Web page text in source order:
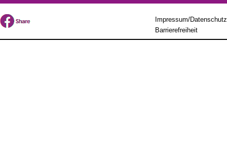
Impressum/Datenschutz
Barrierefreiheit